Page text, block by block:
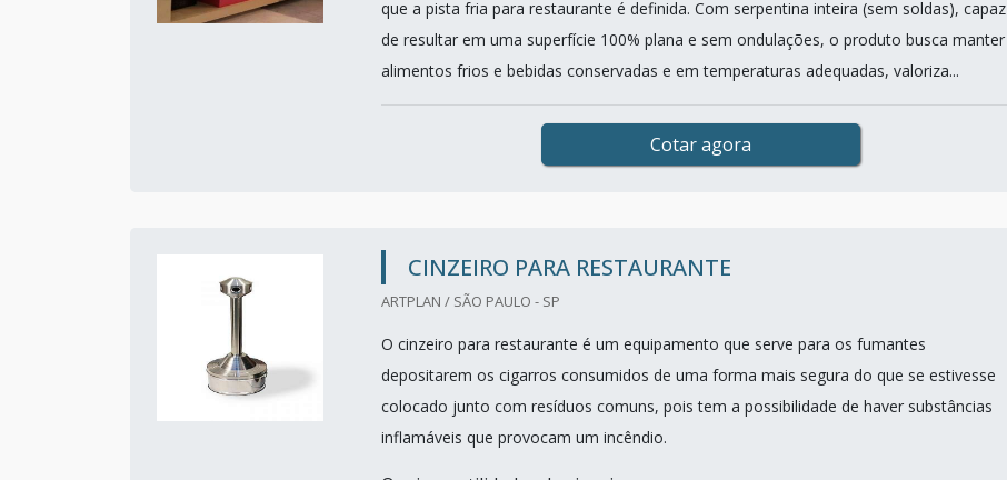
que a pista fria para restaurante é definida. Com serpentina inteira (sem soldas), capaz
de resultar em uma superfície 100% plana e sem ondulações, o produto busca manter
alimentos frios e bebidas conservadas e em temperaturas adequadas, valoriza...
Cotar agora
CINZEIRO PARA RESTAURANTE
ARTPLAN / SÃO PAULO - SP
O cinzeiro para restaurante é um equipamento que serve para os fumantes
depositarem os cigarros consumidos de uma forma mais segura do que se estivesse
colocado junto com resíduos comuns, pois tem a possibilidade de haver substâncias
inflamáveis que provocam um incêndio.